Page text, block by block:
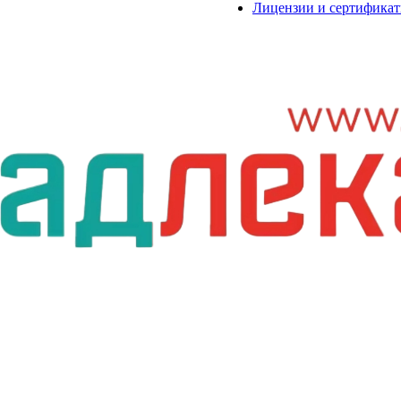
Лицензии и